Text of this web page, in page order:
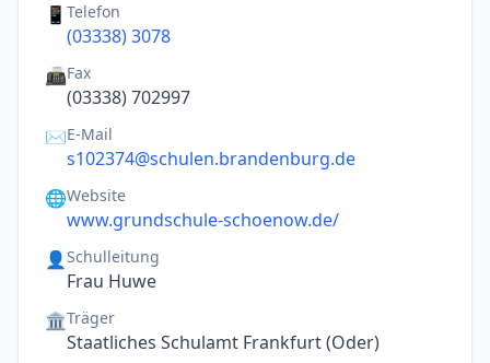
📱 Telefon
(03338) 3078
📠Fax
(03338) 702997
✉️E-Mail
s102374@schulen.brandenburg.de
🌐Website
www.grundschule-schoenow.de/
👤 Schulleitung
Frau Huwe
🏛️Träger
Staatliches Schulamt Frankfurt (Oder)